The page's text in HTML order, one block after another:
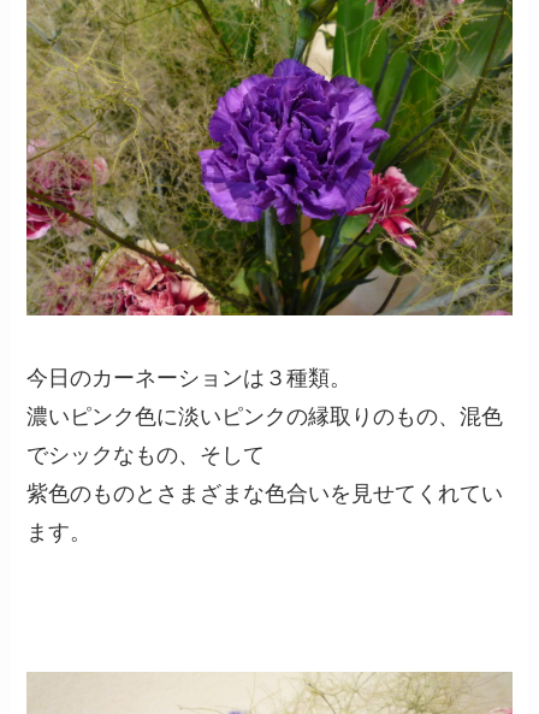
今日のカーネーションは３種類。
濃いピンク色に淡いピンクの縁取りのもの、混色
でシックなもの、そして
紫色のものとさまざまな色合いを見せてくれてい
ます。